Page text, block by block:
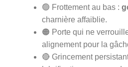
🟢 Frottement au bas :
charnière affaiblie.
🟠 Porte qui ne
alignement pour la
🔴 Grincement